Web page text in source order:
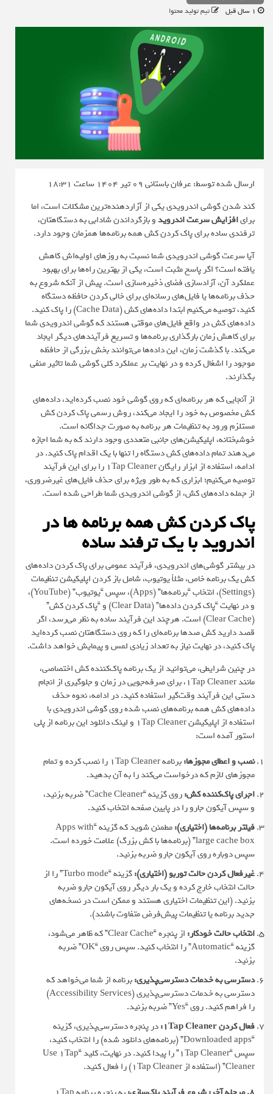
تیم تولید محتوا
ارسال شده توسط: عرفان باستانی09 تیر 1404 ساعت 18:31
کند شدن گوشی اندرویدی یکی از آزاردهنده‌ترین مشکلات است، اما
برایافزایش سرعت اندرویدو بازگرداندن شادابی به دستگاهتان،
ترفندی ساده برای پاک کردن کش همه برنامه‌ها همزمان وجود دارد.
آیا سرعت گوشی اندرویدی شما نسبت به روزهای اولیه‌اش کاهش
یافته است؟ اگر پاسخ مثبت است، یکی از بهترین راه‌ها برای بهبود
عملکرد آن، آزادسازی فضای ذخیره‌سازی است. پیش از آنکه شروع به
حذف برنامه‌ها یا فایل‌های رسانه‌ای برای خالی کردن حافظه دستگاه
کنید، توصیه می‌کنیم ابتدا داده‌های کش (Cache Data) را پاک کنید.
داده‌های کش در واقع فایل‌های موقتی هستند که گوشی اندرویدی شما
برای کاهش زمان بارگذاری برنامه‌ها و تسریع فرآیندهای دیگر ایجاد
می‌کند. با گذشت زمان، این داده‌ها می‌توانند بخش بزرگی از حافظه
موجود را اشغال کرده و در نهایت بر عملکرد کلی گوشی شما تاثیر منفی
بگذارند.
از آنجایی که هر برنامه‌ای که روی گوشی خود نصب کرده‌اید، داده‌های
کش مخصوص به خود را ایجاد می‌کند، روش رسمی پاک کردن کش
مستلزم ورود به تنظیمات هر برنامه به صورت جداگانه است.
خوشبختانه، اپلیکیشن‌های جانبی متعددی وجود دارند که به شما اجازه
می‌دهند تمام داده‌های کش دستگاه را تنها با یک اقدام پاک کنید. در
ادامه، استفاده از ابزار رایگان 1Tap Cleaner را برای این فرآیند
توصیه می‌کنیم؛ ابزاری که به طور ویژه برای حذف فایل‌های غیرضروری،
از جمله داده‌های کش، از گوشی اندرویدی شما طراحی شده است.
پاک کردن کش همه برنامه ها در
اندروید با یک ترفند ساده
در بیشتر گوشی‌های اندرویدی، فرآیند عمومی برای پاک کردن داده‌های
کش یک برنامه خاص، مثلاً یوتیوب، شامل باز کردن اپلیکیشن تنظیمات
(Settings)، انتخاب “برنامه‌ها” (Apps)، سپس “یوتیوب” (YouTube)،
و در نهایت “پاک کردن داده‌ها” (Clear Data) و “پاک کردن کش”
(Clear Cache) است. هرچند این فرآیند ساده به نظر می‌رسد، اگر
قصد دارید کش صدها برنامه‌ای را که روی دستگاهتان نصب کرده‌اید
پاک کنید، در نهایت نیاز به تعداد زیادی لمس و پیمایش خواهد داشت.
در چنین شرایطی، می‌توانید از یک برنامه پاک‌کننده کش اختصاصی،
مانند 1Tap Cleaner، برای صرفه‌جویی در زمان و جلوگیری از انجام
دستی این فرآیند وقت‌گیر استفاده کنید. در ادامه، نحوه حذف
داده‌های کش همه برنامه‌های نصب شده روی گوشی اندرویدی با
استفاده از اپلیکیشن 1Tap Cleaner و لینک دانلود این برنامه از پلی
استور آمده است:
نصب و اعطای مجوزها:
برنامه 1Tap Cleaner را نصب کرده و تمام
مجوزهای لازم که درخواست می‌کند را به آن بدهید.
اجرای پاک‌کننده کش:
روی گزینه “Cache Cleaner” ضربه بزنید،
و سپس آیکون جارو را در پایین صفحه انتخاب کنید.
فیلتر برنامه‌ها (اختیاری):
مطمئن شوید که گزینه “Apps with
large cache box” (برنامه‌ها با کش بزرگ) علامت خورده است.
سپس دوباره روی آیکون جارو ضربه بزنید.
غیرفعال کردن حالت توربو (اختیاری):
گزینه “Turbo mode” را از
حالت انتخاب خارج کرده و یک بار دیگر روی آیکون جارو ضربه
بزنید. (این تنظیمات اختیاری هستند و ممکن است در نسخه‌های
جدید برنامه یا تنظیمات پیش‌فرض متفاوت باشند).
انتخاب حالت خودکار:
از پنجره “Clear Cache” که ظاهر می‌شود،
گزینه “Automatic” را انتخاب کنید. سپس روی “OK” ضربه
بزنید.
دسترسی به خدمات دسترسی‌پذیری:برنامه از شما می‌خواهد که
دسترسی به خدمات دسترسی‌پذیری (Accessibility Services)
را فراهم کنید. روی “Yes” ضربه بزنید.
فعال کردن 1Tap Cleaner:
در پنجره دسترسی‌پذیری، گزینه
“Downloaded apps” (برنامه‌های دانلود شده) را انتخاب کنید،
سپس “1Tap Cleaner” را پیدا کنید. در نهایت، کلید “Use 1Tap
Cleaner” (استفاده از 1Tap Cleaner) را فعال کنید.